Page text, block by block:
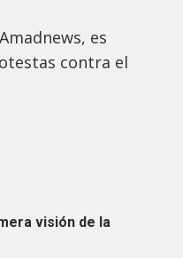
es
contra el
visión de la